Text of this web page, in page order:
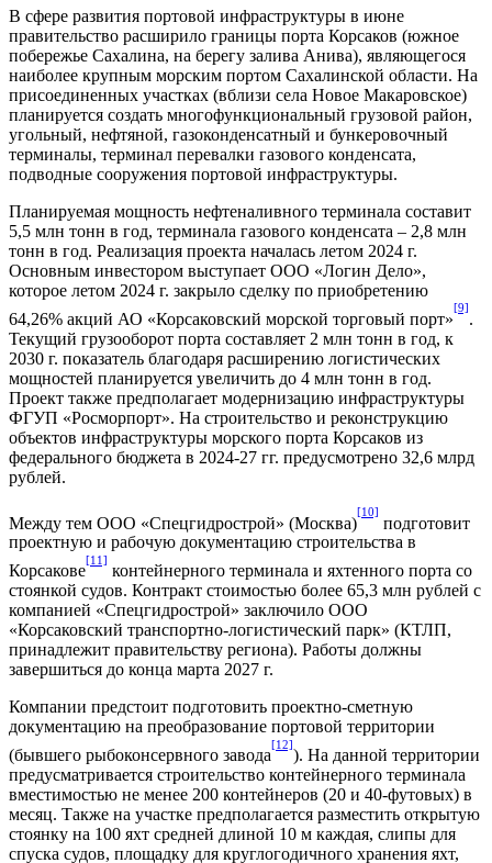
В сфере развития портовой инфраструктуры в июне
правительство расширило границы порта Корсаков (южное
побережье Сахалина, на берегу залива Анива), являющегося
наиболее крупным морским портом Сахалинской области. На
присоединенных участках (вблизи села Новое Макаровское)
планируется создать многофункциональный грузовой район,
угольный, нефтяной, газоконденсатный и бункеровочный
терминалы, терминал перевалки газового конденсата,
подводные сооружения портовой инфраструктуры.
Планируемая мощность нефтеналивного терминала составит
5,5 млн тонн в год, терминала газового конденсата – 2,8 млн
тонн в год. Реализация проекта началась летом 2024 г.
Основным инвестором выступает ООО «Логин Дело»,
которое летом 2024 г. закрыло сделку по приобретению
64,26% акций АО «Корсаковский морской торговый порт»
[9]
.
Текущий грузооборот порта составляет 2 млн тонн в год, к
2030 г. показатель благодаря расширению логистических
мощностей планируется увеличить до 4 млн тонн в год.
Проект также предполагает модернизацию инфраструктуры
ФГУП «Росморпорт». На строительство и реконструкцию
объектов инфраструктуры морского порта Корсаков из
федерального бюджета в 2024-27 гг. предусмотрено 32,6 млрд
рублей.
Между тем ООО «Спецгидрострой» (Москва)
[10]
подготовит
проектную и рабочую документацию строительства в
Корсакове
[11]
контейнерного терминала и яхтенного порта со
стоянкой судов. Контракт стоимостью более 65,3 млн рублей с
компанией «Спецгидрострой» заключило ООО
«Корсаковский транспортно-логистический парк» (КТЛП,
принадлежит правительству региона). Работы должны
завершиться до конца марта 2027 г.
Компании предстоит подготовить проектно-сметную
документацию на преобразование портовой территории
(бывшего рыбоконсервного завода
[12]
). На данной территории
предусматривается строительство контейнерного терминала
вместимостью не менее 200 контейнеров (20 и 40-футовых) в
месяц. Также на участке предполагается разместить открытую
стоянку на 100 яхт средней длиной 10 м каждая, слипы для
спуска судов, площадку для круглогодичного хранения яхт,